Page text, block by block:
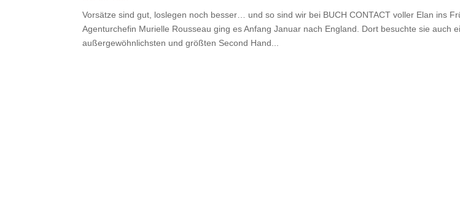
Vorsätze sind gut, loslegen noch besser… und so sind wir bei BUCH CONTACT voller Elan ins
Agenturchefin Murielle Rousseau ging es Anfang Januar nach England. Dort besuchte sie auch
außergewöhnlichsten und größten Second Hand...